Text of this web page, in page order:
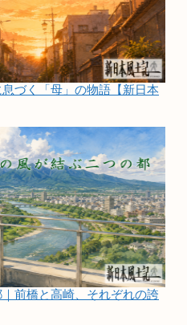
づく「母」の物語【新日本
前橋と高崎、それぞれの誇